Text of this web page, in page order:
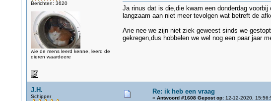
Berichten: 3620
wie de mens leerd kenne, leerd de
dieren waardeere
Ja rinus dat is die,die kwam een donderdag
langzaam aan niet meer tevolgen wat betreft de
Arie nee we zijn niet ziek geweest sinds we
gekregen,dus hobbelen we wel nog een paar jaar
J.H.
Schipper
Re: ik heb een vraag
« Antwoord #1608 Gepost op:12-12-2020,